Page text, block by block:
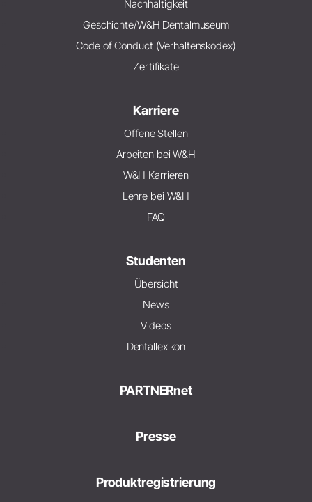
Nachhaltigkeit
Geschichte/W&H Dentalmuseum
Code of Conduct (Verhaltenskodex)
Zertifikate
Karriere
Offene Stellen
Arbeiten bei W&H
W&H Karrieren
Lehre bei W&H
FAQ
Studenten
Übersicht
News
Videos
Dentallexikon
PARTNERnet
Presse
Produktregistrierung